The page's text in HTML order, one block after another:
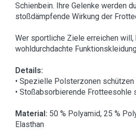
Schienbein. Ihre Gelenke werden
stoßdämpfende Wirkung der
Wer sportliche Ziele erreichen
wohldurchdachte
Details:
• Spezielle Polsterzonen schützen
• Stoßabsorbierende Frotteesohle
Material: 50 % Polyamid, 25 %
Elasthan